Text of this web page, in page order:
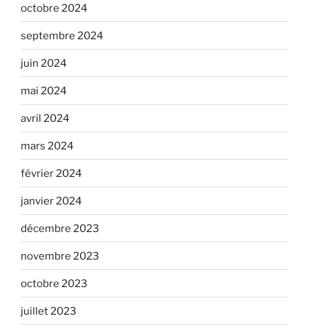
octobre 2024
septembre 2024
juin 2024
mai 2024
avril 2024
mars 2024
février 2024
janvier 2024
décembre 2023
novembre 2023
octobre 2023
juillet 2023